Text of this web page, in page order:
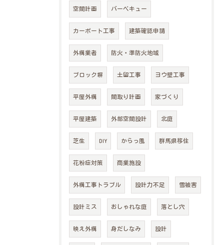
空間計画 バーベキュー
カーポート工事 建築確認申請
外構業者 防火・準防火地域
ブロック塀 土留工事 ヨウ壁工事
平屋外構 間取り計画 家づくり
平屋建築 外部空間設計 北庭
芝生 DIY からっ風 群馬県移住
花粉症対策 商業施設
外構工事トラブル 設計力不足 雪被害
設計ミス おしゃれな庭 落とし穴
映え外構 身だしなみ 設計